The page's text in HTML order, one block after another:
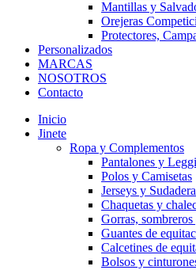
Mantillas y
Orejeras
Protectores,
Personalizados
MARCAS
NOSOTROS
Contacto
Inicio
Jinete
Ropa y Complementos
Pantalones y
Polos y Camisetas
Jerseys y
Chaquetas y
Gorras,
Guantes de
Calcetines de
Bolsos y